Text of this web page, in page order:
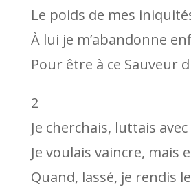
Le poids de mes
À lui je m’abandonne
Pour être à ce Sauveur
2
Je cherchais, luttais
Je voulais vaincre, mais
Quand, lassé, je rendis